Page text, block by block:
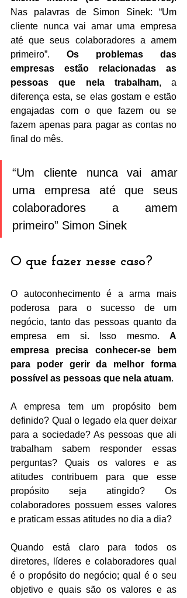
Nas palavras de Simon Sinek: “Um
cliente nunca vai amar uma empresa
até que seus colaboradores a amem
primeiro”. Os problemas das
empresas estão relacionadas as
pessoas que nela trabalham, a
diferença esta, se elas gostam e estão
engajadas com o que fazem ou se
fazem apenas para pagar as contas no
final do mês.
“Um cliente nunca vai amar
uma empresa até que seus
colaboradores a amem
primeiro” Simon Sinek
O que fazer nesse caso?
O autoconhecimento é a arma mais
poderosa para o sucesso de um
negócio, tanto das pessoas quanto da
empresa em si. Isso mesmo. A
empresa precisa conhecer-se bem
para poder gerir da melhor forma
possível as pessoas que nela atuam.
A empresa tem um propósito bem
definido? Qual o legado ela quer deixar
para a sociedade? As pessoas que ali
trabalham sabem responder essas
perguntas? Quais os valores e as
atitudes contribuem para que esse
propósito seja atingido? Os
colaboradores possuem esses valores
e praticam essas atitudes no dia a dia?
Quando está claro para todos os
diretores, líderes e colaboradores qual
é o propósito do negócio; qual é o seu
objetivo e quais são os valores e as